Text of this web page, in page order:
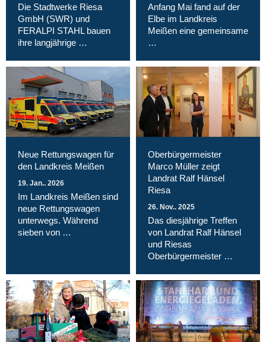
Die Stadtwerke Riesa
GmbH (SWR) und
FERALPI STAHL bauen
ihre langjährige …
Anfang Mai fand auf der
Elbe im Landkreis
Meißen eine gemeinsame
…
Neue Rettungswagen für
den Landkreis Meißen
19. Jan.. 2026
Im Landkreis Meißen sind
neue Rettungswagen
unterwegs. Während
sieben von …
Oberbürgermeister
Marco Müller zeigt
Landrat Ralf Hänsel
Riesa
26. Nov.. 2025
Das diesjährige Treffen
von Landrat Ralf Hänsel
und Riesas
Oberbürgermeister …